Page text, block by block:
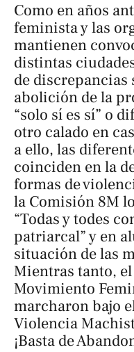
Como en años
feminista y las
mantienen
distintas
de discrepancias
abolición de la
“solo sí es sí” o
otro calado en
a ello, las
coinciden en la
formas de
la Comisión 8M
“Todas y todes
patriarcal” y en
situación de las
Mientras tanto,
Movimiento
marcharon bajo
Violencia
¡Basta de